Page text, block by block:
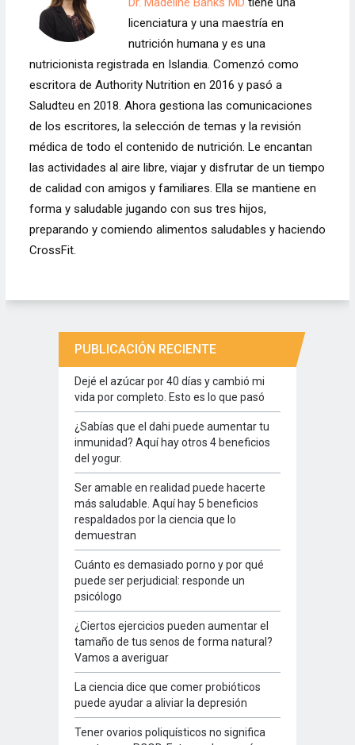
licenciatura y una maestría en
nutrición humana y es una
nutricionista registrada en Islandia. Comenzó como
escritora de Authority Nutrition en 2016 y pasó a
Saludteu en 2018. Ahora gestiona las comunicaciones
de los escritores, la selección de temas y la revisión
médica de todo el contenido de nutrición. Le encantan
las actividades al aire libre, viajar y disfrutar de un tiempo
de calidad con amigos y familiares. Ella se mantiene en
forma y saludable jugando con sus tres hijos,
preparando y comiendo alimentos saludables y haciendo
CrossFit.
PUBLICACIÓN RECIENTE
Dejé el azúcar por 40 días y cambió mi
vida por completo. Esto es lo que pasó
¿Sabías que el dahi puede aumentar tu
inmunidad? Aquí hay otros 4 beneficios
del yogur.
Ser amable en realidad puede hacerte
más saludable. Aquí hay 5 beneficios
respaldados por la ciencia que lo
demuestran
Cuánto es demasiado porno y por qué
puede ser perjudicial: responde un
psicólogo
¿Ciertos ejercicios pueden aumentar el
tamaño de tus senos de forma natural?
Vamos a averiguar
La ciencia dice que comer probióticos
puede ayudar a aliviar la depresión
Tener ovarios poliquísticos no significa